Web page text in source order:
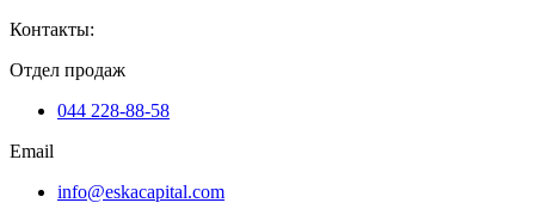
Контакты:
Отдел продаж
044 228-88-58
Email
info@eskacapital.com